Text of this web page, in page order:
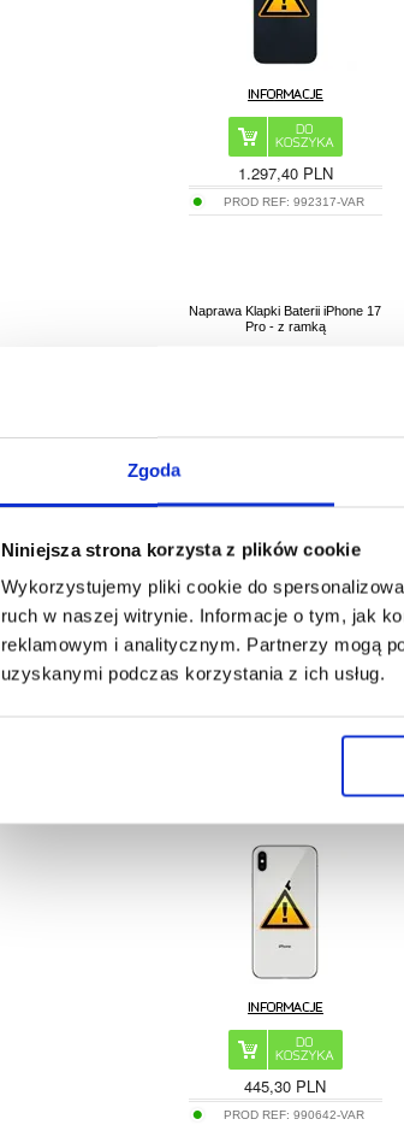
Zgoda
Niniejsza strona korzysta z plików cookie
Wykorzystujemy pliki cookie do
ruch w naszej witrynie. Informacje o tym, jak
reklamowym i analitycznym. Partnerzy mogą
uzyskanymi podczas korzystania z ich usług.
1.297,40 PLN
PROD REF:992317-VAR
Naprawa Klapki Baterii iPhone 17
Pro - z ramką
1.410,31 PLN
993481-VAR
445,30 PLN
PROD REF:990642-VAR